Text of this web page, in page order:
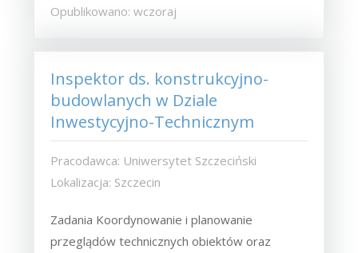
Opublikowano: wczoraj
Inspektor ds. konstrukcyjno-
budowlanych w Dziale
Inwestycyjno-Technicznym
Pracodawca: Uniwersytet Szczeciński
Lokalizacja: Szczecin
Zadania Koordynowanie i planowanie
przeglądów technicznych obiektów oraz